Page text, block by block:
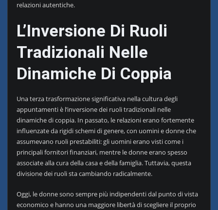
relazioni autentiche.
L’Inversione Di Ruoli
Tradizionali Nelle
Dinamiche Di Coppia
Una terza trasformazione significativa nella cultura degli
appuntamenti è l’inversione dei ruoli tradizionali nelle
dinamiche di coppia. In passato, le relazioni erano fortemente
influenzate da rigidi schemi di genere, con uomini e donne che
assumevano ruoli prestabiliti: gli uomini erano visti come i
principali fornitori finanziari, mentre le donne erano spesso
associate alla cura della casa e della famiglia. Tuttavia, questa
divisione dei ruoli sta cambiando radicalmente.
Oggi, le donne sono sempre più indipendenti dal punto di vista
economico e hanno una maggiore libertà di scegliere il proprio